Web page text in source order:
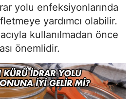
yolu enfeksiyonlarında
yardımcı olabilir.
kullanılmadan önce
önemlidir.